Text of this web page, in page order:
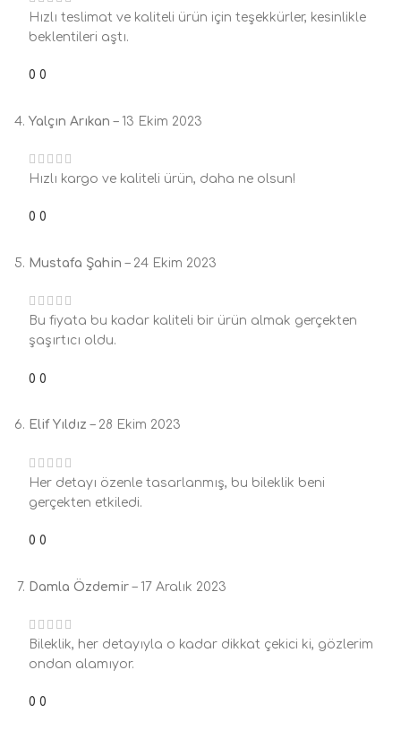
Hızlı teslimat ve kaliteli ürün için teşekkürler, kesinlikle
beklentileri aştı.
0 0
Yalçın Arıkan– 13 Ekim 2023
Hızlı kargo ve kaliteli ürün, daha ne olsun!
0 0
Mustafa Şahin– 24 Ekim 2023
Bu fiyata bu kadar kaliteli bir ürün almak gerçekten
şaşırtıcı oldu.
0 0
Elif Yıldız– 28 Ekim 2023
Her detayı özenle tasarlanmış, bu bileklik beni
gerçekten etkiledi.
0 0
Damla Özdemir– 17 Aralık 2023
Bileklik, her detayıyla o kadar dikkat çekici ki, gözlerim
ondan alamıyor.
0 0